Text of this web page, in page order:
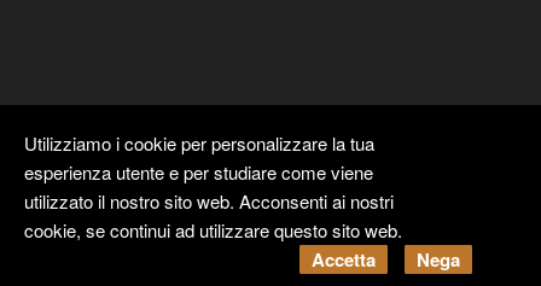
Copyright © Kyuubi Cloud SolutionbySTUDIO 99. Tutti i diritti
Utilizziamo i cookie per personalizzare la tua
esperienza utente e per studiare come viene
utilizzato il nostro sito web. Acconsenti ai nostri
cookie, se continui ad utilizzare questo sito web.
Accetta Nega